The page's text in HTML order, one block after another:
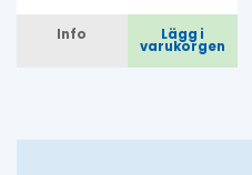
Info Lägg i
varukorgen